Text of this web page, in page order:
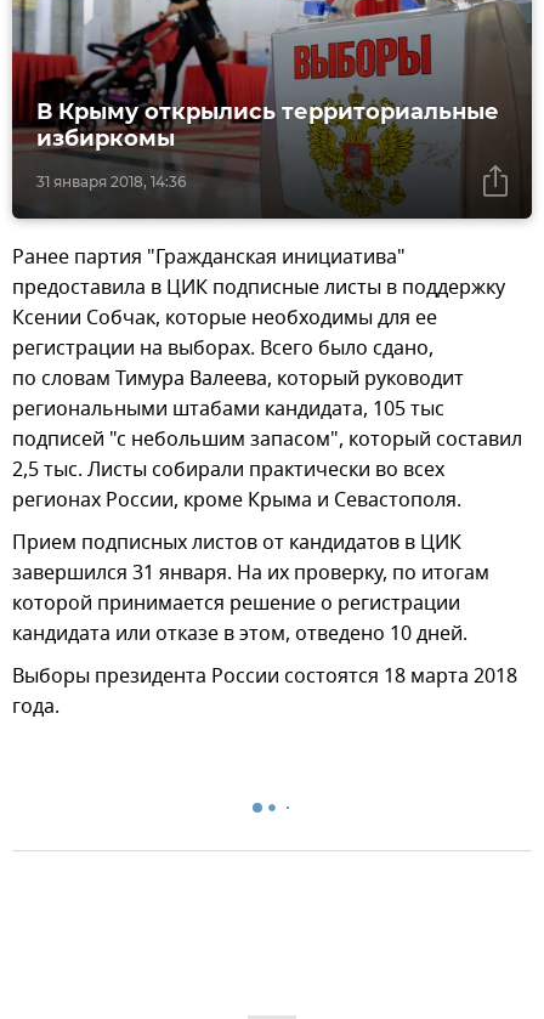
31 января 2018, 14:36
В Крыму открылись территориальные
избиркомы
Ранее партия "Гражданская инициатива"
предоставила в ЦИК подписные листы в поддержку
Ксении Собчак, которые необходимы для ее
регистрации на выборах. Всего было сдано,
по словам Тимура Валеева, который руководит
региональными штабами кандидата, 105 тыс
подписей "с небольшим запасом", который составил
2,5 тыс. Листы собирали практически во всех
регионах России, кроме Крыма и Севастополя.
Прием подписных листов от кандидатов в ЦИК
завершился 31 января. На их проверку, по итогам
которой принимается решение о регистрации
кандидата или отказе в этом, отведено 10 дней.
Выборы президента России состоятся 18 марта 2018
года.